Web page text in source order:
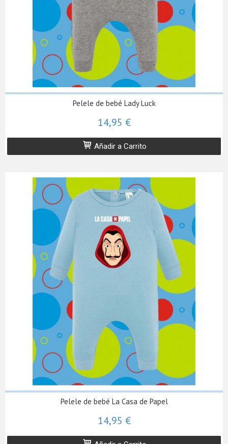
Pelele de bebé Lady Luck
14,95 €
Añadir a Carrito
Pelele de bebé La Casa de Papel
14,95 €